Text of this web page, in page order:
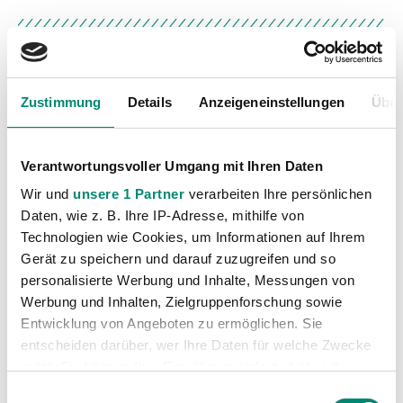
Zustimmung Details Anzeigeneinstellungen
Verantwortungsvoller Umgang mit Ihren Daten
Wir und unsere 1 Partner verarbeiten Ihre persönlichen
Daten, wie z. B. Ihre IP-Adresse, mithilfe von
Technologien wie Cookies, um Informationen auf Ihrem
Gerät zu speichern und darauf zuzugreifen und so
personalisierte Werbung und Inhalte, Messungen von
Werbung und Inhalten, Zielgruppenforschung sowie
Entwicklung von Angeboten zu ermöglichen. Sie
entscheiden darüber, wer Ihre Daten für welche Zwecke
WEITERE NEWS